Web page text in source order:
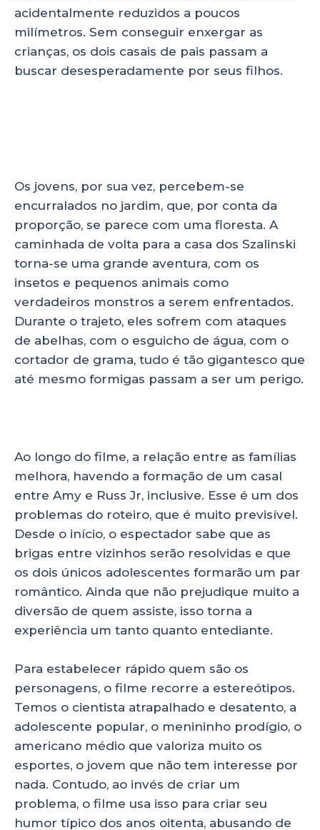
acidentalmente reduzidos a poucos
milímetros. Sem conseguir enxergar as
crianças, os dois casais de pais passam a
buscar desesperadamente por seus filhos.
Os jovens, por sua vez, percebem-se
encurralados no jardim, que, por conta da
proporção, se parece com uma floresta. A
caminhada de volta para a casa dos Szalinski
torna-se uma grande aventura, com os
insetos e pequenos animais como
verdadeiros monstros a serem enfrentados.
Durante o trajeto, eles sofrem com ataques
de abelhas, com o esguicho de água, com o
cortador de grama, tudo é tão gigantesco que
até mesmo formigas passam a ser um perigo.
Ao longo do filme, a relação entre as famílias
melhora, havendo a formação de um casal
entre Amy e Russ Jr, inclusive. Esse é um dos
problemas do roteiro, que é muito previsível.
Desde o início, o espectador sabe que as
brigas entre vizinhos serão resolvidas e que
os dois únicos adolescentes formarão um par
romântico. Ainda que não prejudique muito a
diversão de quem assiste, isso torna a
experiência um tanto quanto entediante.
Para estabelecer rápido quem são os
personagens, o filme recorre a estereótipos.
Temos o cientista atrapalhado e desatento, a
adolescente popular, o menininho prodígio, o
americano médio que valoriza muito os
esportes, o jovem que não tem interesse por
nada. Contudo, ao invés de criar um
problema, o filme usa isso para criar seu
humor típico dos anos oitenta, abusando de